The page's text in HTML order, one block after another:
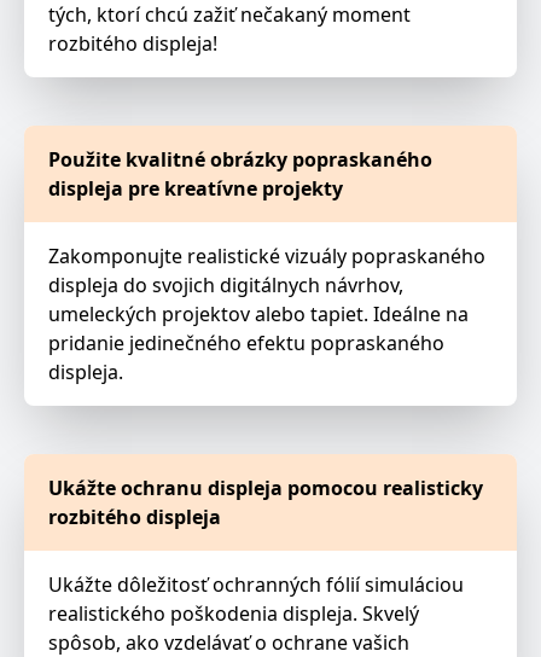
tých, ktorí chcú zažiť nečakaný moment
rozbitého displeja!
Použite kvalitné obrázky popraskaného
displeja pre kreatívne projekty
Zakomponujte realistické vizuály popraskaného
displeja do svojich digitálnych návrhov,
umeleckých projektov alebo tapiet. Ideálne na
pridanie jedinečného efektu popraskaného
displeja.
Ukážte ochranu displeja pomocou realisticky
rozbitého displeja
Ukážte dôležitosť ochranných fólií simuláciou
realistického poškodenia displeja. Skvelý
spôsob, ako vzdelávať o ochrane vašich